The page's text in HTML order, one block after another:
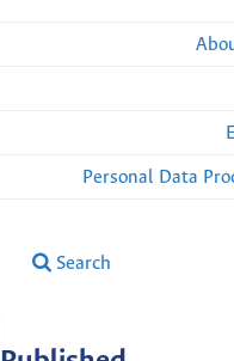
Personal Data
Search